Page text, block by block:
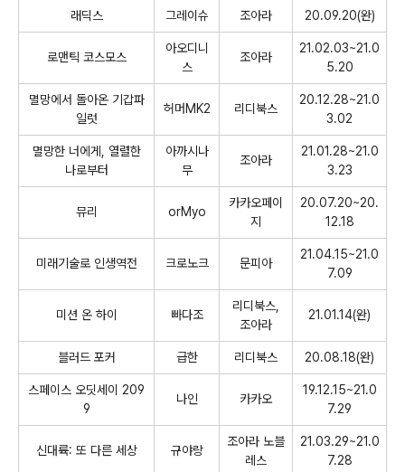
래딕스 그레이슈 조아라 20.09.20(완)
로맨틱 코스모스
아오디니
스
조아라
21.02.03~21.0
5.20
멸망에서 돌아온 기갑파
일럿
허머 MK2 리디북스
20.12.28~21.0
3.02
멸망한 너에게
열렬한
나로부터
아까시나
무
조아라
21.01.28~21.0
3.23
뮤리 orMyo
카카오페이
지
20.07.20~20.
12.18
미래기술로 인생역전 크로노크 문피아
21.04.15~21.0
7.09
미션 온 하이 빠다조
리디북스
조아라
21.01.14(완)
블러드 포커 급한 리디북스 20.08.18(완)
스페이스 오딧세이 209
9
나인 카카오
19.12.15~21.0
7.29
신대륙: 또 다른 세상 규야랑
조아라 노블
레스
21.03.29~21.0
7.28